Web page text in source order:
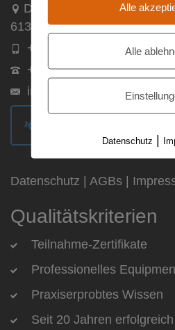
Dillinger Straße 13
61381 Friedrichsdorf
+49 (0) 172 / 9721707
+49 (0) 6172 / 9445105
info@maxsult.de
Datenschutz | AGBs |
Qualitätskriterien
Teilnahme-Zertifikate
Professionelles
Praxiserprobtes Wissen
Seit 20 Jahren erfolgreich
Alle
Alle
Datenschutz |